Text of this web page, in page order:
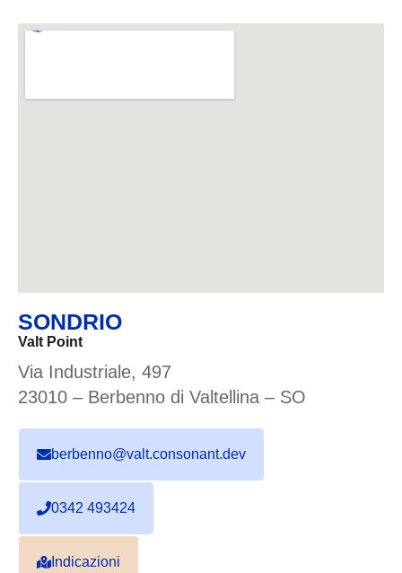
SONDRIO
Valt Point
Via Industriale, 497
23010 – Berbenno di Valtellina – SO
berbenno@valt.consonant.dev
0342 493424
Indicazioni